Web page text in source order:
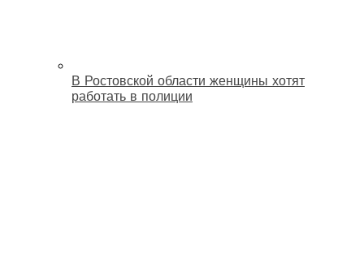
В Ростовской области женщины хотят
работать в полиции